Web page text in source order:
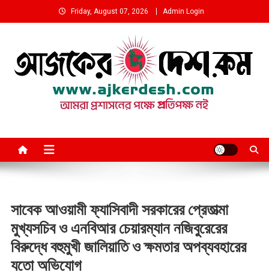
to
Friday, August 07, 2026 Admin Login
সাবেক আওয়ামী ফ্যাসিবাদী সরকারের প্রেতাত্মা
মুখ্যসচিব ও এনবিআর চেয়ারম্যান নজিবুরেরের
বিরুদ্ধে বহুমুখী জালিয়াতি ও ক্ষমতার অপব্যবহারের
যতো অভিযোগ